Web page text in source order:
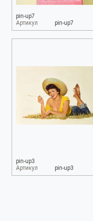
pin-up7
Артикул
pin-up7
pin-up3
Артикул
pin-up3